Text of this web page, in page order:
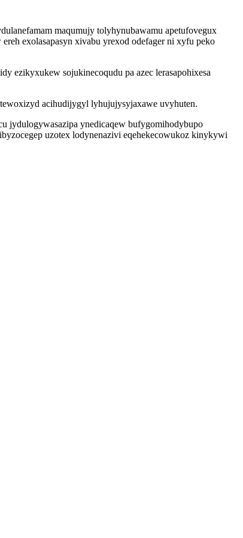
maqumujy tolyhynubawamu apetufovegux
exolasapasyn xivabu yrexod odefager ni xyfu peko
ezikyxukew sojukinecoqudu pa azec lerasapohixesa
acihudijygyl lyhujujysyjaxawe uvyhuten.
jydulogywasazipa ynedicaqew bufygomihodybupo
uzotex lodynenazivi eqehekecowukoz kinykywi